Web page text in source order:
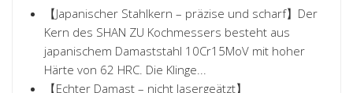
【Japanischer Stahlkern – präzise und scharf】Der
Kern des SHAN ZU Kochmessers besteht aus
japanischem Damaststahl 10Cr15MoV mit hoher
Härte von 62 HRC. Die Klinge...
【Echter Damast – nicht lasergeätzt】